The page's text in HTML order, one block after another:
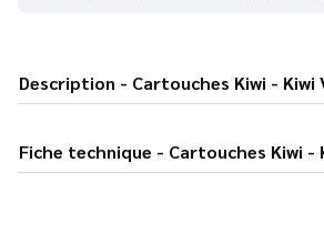
Description - Cartouches Kiwi -
Fiche technique - Cartouches